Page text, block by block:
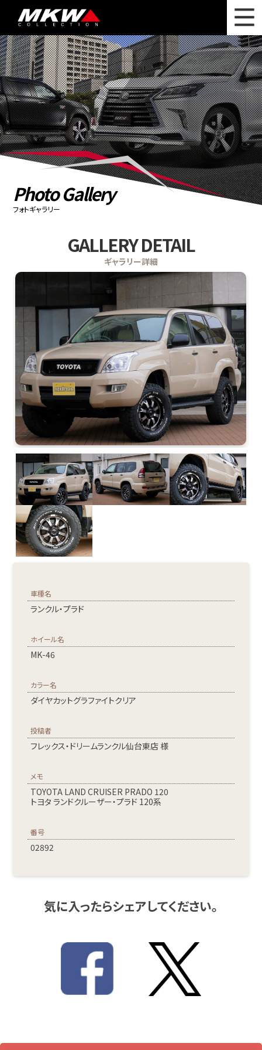
WHAT'S NEW ニュース
WHEEL LINEUP ホイールラインナップ
OTHER PRODUCT 関連製品
PHOTO GALLERY フォトギャラリー
カタログ請求
PRIVACY POLICY 個人情報保護方針
Photo Gallery
フォトギャラリー
GALLERY DETAIL
ギャラリー詳細
車種名
ランクル・プラド
ホイール名
MK-46
カラー名
ダイヤカットグラファイトクリア
投稿者
フレックス・ドリームランクル仙台東店 様
メモ
TOYOTA LAND CRUISER PRADO 120
トヨタ ランドクルーザー・プラド 120系
番号
02892
気に入ったらシェアしてください。